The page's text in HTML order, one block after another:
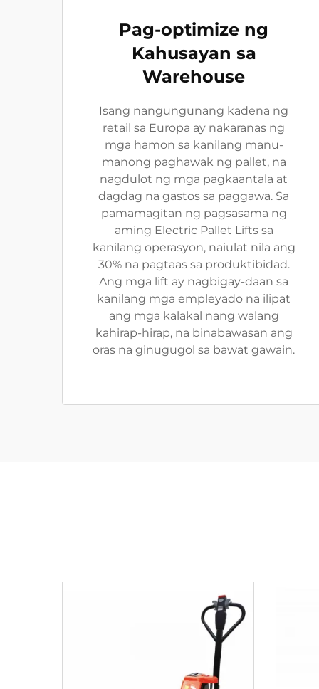
Pag-optimize ng
Kahusayan sa
Warehouse
Isang nangungunang kadena ng
retail sa Europa ay nakaranas ng
mga hamon sa kanilang manu-
manong paghawak ng pallet, na
nagdulot ng mga pagkaantala at
dagdag na gastos sa paggawa. Sa
pamamagitan ng pagsasama ng
aming Electric Pallet Lifts sa
kanilang operasyon, naiulat nila ang
30% na pagtaas sa produktibidad.
Ang mga lift ay nagbigay-daan sa
kanilang mga empleyado na ilipat
ang mga kalakal nang walang
kahirap-hirap, na binabawasan ang
oras na ginugugol sa bawat gawain.